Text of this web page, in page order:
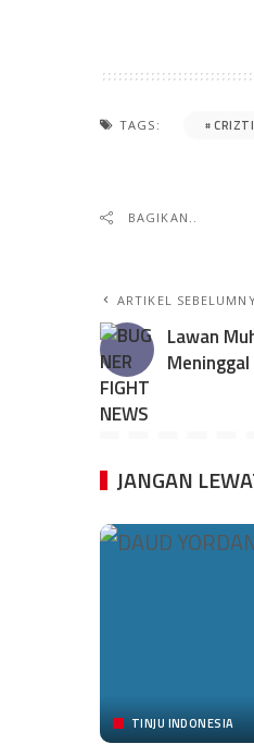
TAGS:
BAGIKAN..
ARTIKEL
Lawan
JANGAN
TINJU INDONESIA